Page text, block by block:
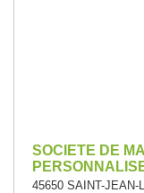
SOCIETE DE
45650 SAINT-JEAN-